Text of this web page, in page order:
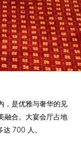
，是优雅与奢华的见
融合。大宴会厅占地
700 人。